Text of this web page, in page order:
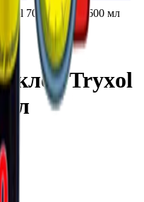
700 (2 часа), 600 мл
клей Tryxol
мл